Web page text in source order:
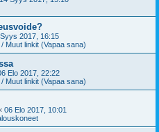
2017, 16:15
Muut linkit (Vapaa sana)
Elo 2017, 22:22
Muut linkit (Vapaa sana)
06 Elo 2017, 10:01